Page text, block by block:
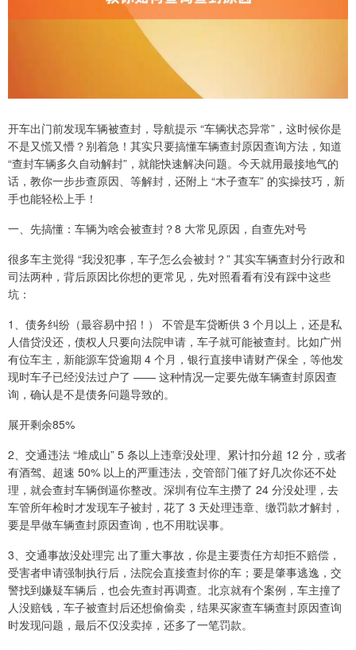
开车出门前发现车辆被查封，导航提示 “车辆状态异常”，这时候你是
不是又慌又懵？别着急！其实只要搞懂车辆查封原因查询方法，知道
“查封车辆多久自动解封”，就能快速解决问题。今天就用最接地气的
话，教你一步步查原因、等解封，还附上 “木子查车” 的实操技巧，新
手也能轻松上手！
一、先搞懂：车辆为啥会被查封？8 大常见原因，自查先对号
很多车主觉得 “我没犯事，车子怎么会被封？” 其实车辆查封分行政和
司法两种，背后原因比你想的更常见，先对照看看有没有踩中这些
坑：
1、债务纠纷（最容易中招！） 不管是车贷断供 3 个月以上，还是私
人借贷没还，债权人只要向法院申请，车子就可能被查封。比如广州
有位车主，新能源车贷逾期 4 个月，银行直接申请财产保全，等他发
现时车子已经没法过户了 —— 这种情况一定要先做车辆查封原因查
询，确认是不是债务问题导致的。
展开剩余85%
2、交通违法 “堆成山” 5 条以上违章没处理、累计扣分超 12 分，或者
有酒驾、超速 50% 以上的严重违法，交管部门催了好几次你还不处
理，就会查封车辆倒逼你整改。深圳有位车主攒了 24 分没处理，去
车管所年检时才发现车子被封，花了 3 天处理违章、缴罚款才解封，
要是早做车辆查封原因查询，也不用耽误事。
3、交通事故没处理完 出了重大事故，你是主要责任方却拒不赔偿，
受害者申请强制执行后，法院会直接查封你的车；要是肇事逃逸，交
警找到嫌疑车辆后，也会先查封再调查。北京就有个案例，车主撞了
人没赔钱，车子被查封后还想偷偷卖，结果买家查车辆查封原因查询
时发现问题，最后不仅没卖掉，还多了一笔罚款。